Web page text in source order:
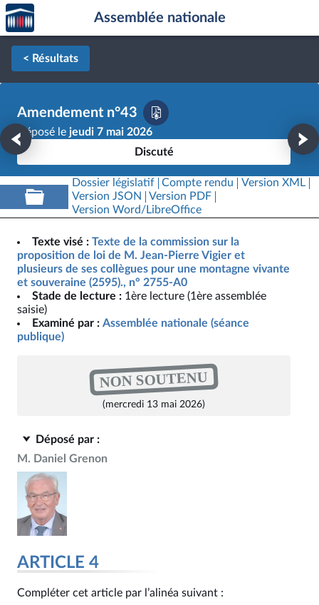
Aller au contenu
Aller en bas de la page
Accèder
à la
page
d'accueil
Assemblée nationale
< Résultats
Amendement n°43
Déposé le jeudi 7 mai 2026
Discuté
Dossier législatif Compte rendu
Version XML
Version JSON
Version PDF
Version Word/LibreOffice
Texte visé : Texte de la commission sur la
proposition de loi de M. Jean-Pierre Vigier et
plusieurs de ses collègues pour une montagne vivante
et souveraine (2595)., n° 2755-A0
Stade de lecture : 1ère lecture (1ère assemblée
saisie)
Examiné par : Assemblée nationale (séance
publique)
NON SOUTENU
(mercredi 13 mai 2026)
Déposé par :
M. Daniel Grenon
ARTICLE 4
Compléter cet article par l’alinéa suivant :